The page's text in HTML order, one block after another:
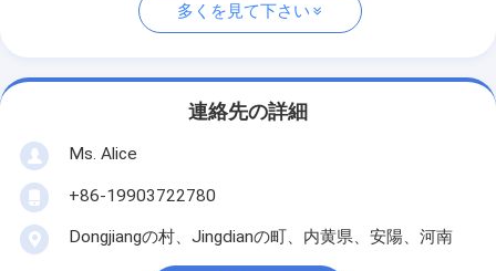
多くを見て下さい
連絡先の詳細
Ms. Alice
+86-19903722780
Dongjiangの村、Jingdianの町、内黄県、安陽、河南